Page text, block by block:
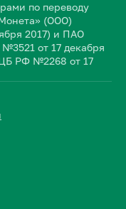
по переводу
(ООО)
2017) и ПАО
от 17 декабря
РФ №2268 от 17